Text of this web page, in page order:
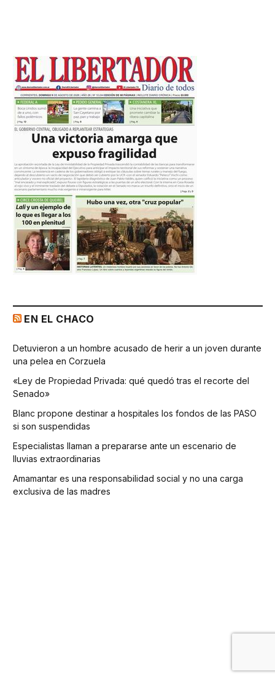
EN EL CHACO
Detuvieron a un hombre acusado de herir a un joven durante
una pelea en Corzuela
«Ley de Propiedad Privada: qué quedó tras el recorte del
Senado»
Blanc propone destinar a hospitales los fondos de las PASO
si son suspendidas
Especialistas llaman a prepararse ante un escenario de
lluvias extraordinarias
Amamantar es una responsabilidad social y no una carga
exclusiva de las madres